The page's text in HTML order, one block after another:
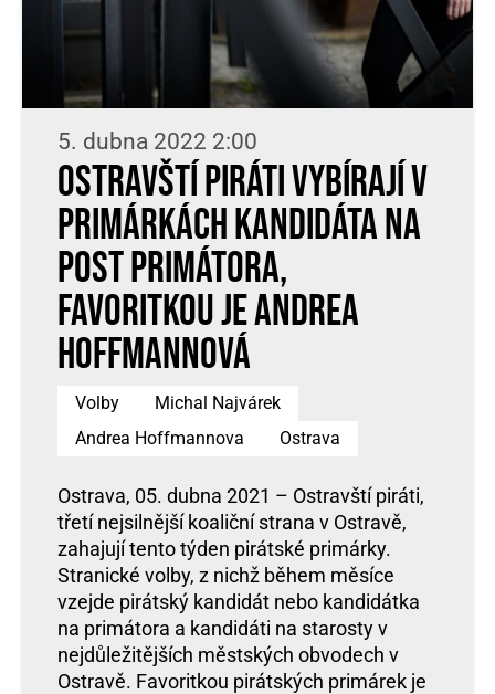
5. dubna 2022 2:00
Ostravští Piráti vybírají v
primárkách kandidáta na
post primátora,
favoritkou je Andrea
Hoffmannová
Volby
Michal Najvárek
Andrea Hoffmannova
Ostrava
Ostrava, 05. dubna 2021 – Ostravští piráti,
třetí nejsilnější koaliční strana v Ostravě,
zahajují tento týden pirátské primárky.
Stranické volby, z nichž během měsíce
vzejde pirátský kandidát nebo kandidátka
na primátora a kandidáti na starosty v
nejdůležitějších městských obvodech v
Ostravě. Favoritkou pirátských primárek je